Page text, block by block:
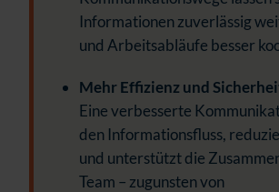
Informationen zuverlässig
und Arbeitsabläufe besser
Mehr Effizienz und
Eine verbesserte
den Informationsfluss,
und unterstützt die
Team – zugunsten von